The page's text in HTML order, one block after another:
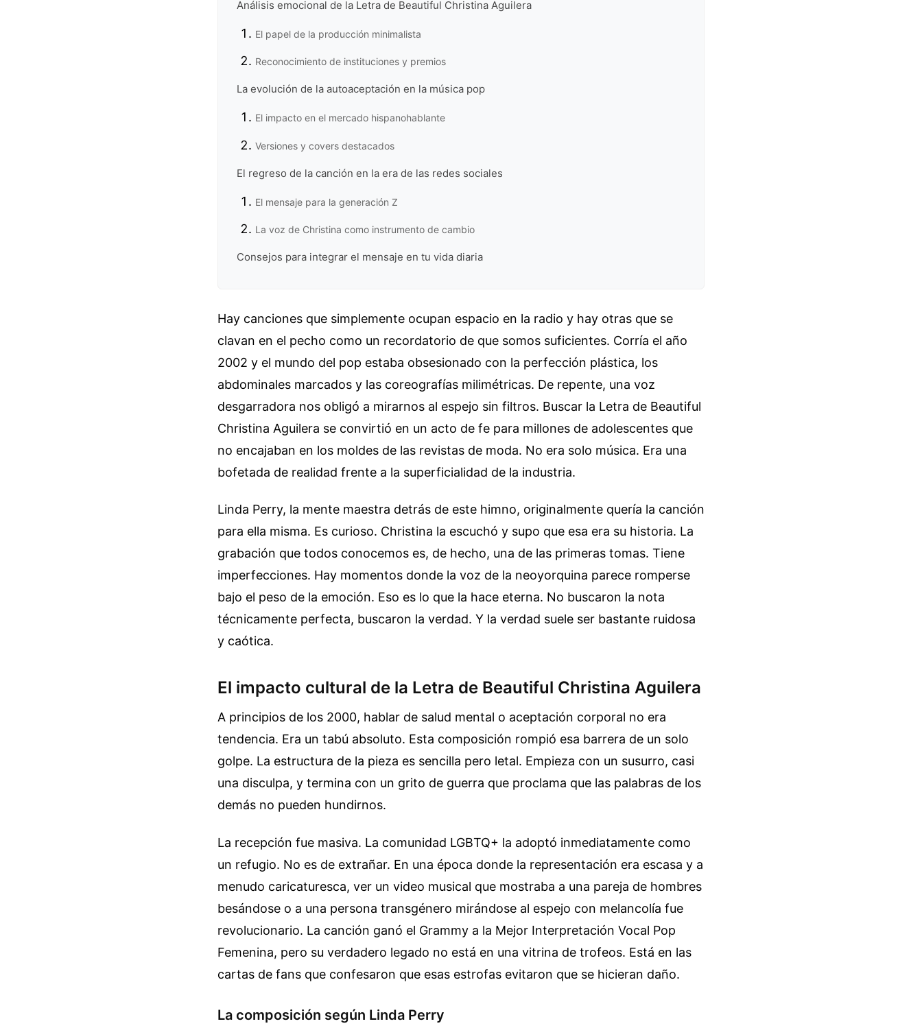
Análisis emocional de la Letra de Beautiful Christina Aguilera
El papel de la producción minimalista
Reconocimiento de instituciones y premios
La evolución de la autoaceptación en la música pop
El impacto en el mercado hispanohablante
Versiones y covers destacados
El regreso de la canción en la era de las redes sociales
El mensaje para la generación Z
La voz de Christina como instrumento de cambio
Consejos para integrar el mensaje en tu vida diaria
Hay canciones que simplemente ocupan espacio en la radio y hay otras que se
clavan en el pecho como un recordatorio de que somos suficientes. Corría el año
2002 y el mundo del pop estaba obsesionado con la perfección plástica, los
abdominales marcados y las coreografías milimétricas. De repente, una voz
desgarradora nos obligó a mirarnos al espejo sin filtros. Buscar la Letra de Beautiful
Christina Aguilera se convirtió en un acto de fe para millones de adolescentes que
no encajaban en los moldes de las revistas de moda. No era solo música. Era una
bofetada de realidad frente a la superficialidad de la industria.
Linda Perry, la mente maestra detrás de este himno, originalmente quería la canción
para ella misma. Es curioso. Christina la escuchó y supo que esa era su historia. La
grabación que todos conocemos es, de hecho, una de las primeras tomas. Tiene
imperfecciones. Hay momentos donde la voz de la neoyorquina parece romperse
bajo el peso de la emoción. Eso es lo que la hace eterna. No buscaron la nota
técnicamente perfecta, buscaron la verdad. Y la verdad suele ser bastante ruidosa
y caótica.
El impacto cultural de la Letra de Beautiful Christina Aguilera
A principios de los 2000, hablar de salud mental o aceptación corporal no era
tendencia. Era un tabú absoluto. Esta composición rompió esa barrera de un solo
golpe. La estructura de la pieza es sencilla pero letal. Empieza con un susurro, casi
una disculpa, y termina con un grito de guerra que proclama que las palabras de los
demás no pueden hundirnos.
La recepción fue masiva. La comunidad LGBTQ+ la adoptó inmediatamente como
un refugio. No es de extrañar. En una época donde la representación era escasa y a
menudo caricaturesca, ver un video musical que mostraba a una pareja de hombres
besándose o a una persona transgénero mirándose al espejo con melancolía fue
revolucionario. La canción ganó el Grammy a la Mejor Interpretación Vocal Pop
Femenina, pero su verdadero legado no está en una vitrina de trofeos. Está en las
cartas de fans que confesaron que esas estrofas evitaron que se hicieran daño.
La composición según Linda Perry